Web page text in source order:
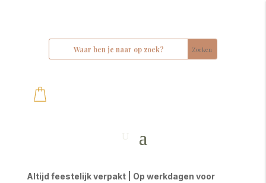
Altijd feestelijk verpakt | Op werkdagen voor